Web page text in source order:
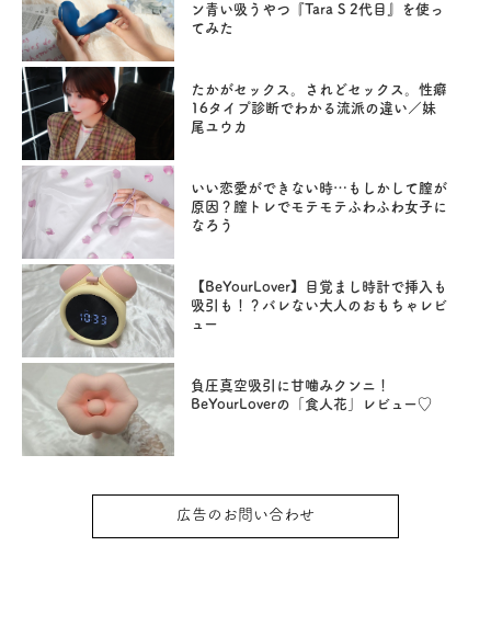
ン青い吸うやつ『Tara S 2代目』を使っ
てみた
たかがセックス。されどセックス。性癖
16タイプ診断でわかる流派の違い／妹
尾ユウカ
いい恋愛ができない時…もしかして膣が
原因？膣トレでモテモテふわふわ女子に
なろう
【BeYourLover】目覚まし時計で挿入も
吸引も！？バレない大人のおもちゃレビ
ュー
負圧真空吸引に甘噛みクンニ！
BeYourLoverの「食人花」レビュー♡
広告のお問い合わせ